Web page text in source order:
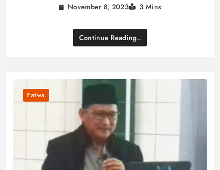
November 8, 2023 3 Mins
Continue Reading..
Fatwa